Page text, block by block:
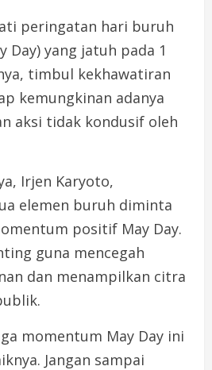
peringatan hari buruh
Day) yang jatuh pada 1
timbul kekhawatiran
kemungkinan adanya
aksi tidak kondusif oleh
Irjen Karyoto,
elemen buruh diminta
positif May Day.
guna mencegah
dan menampilkan citra
momentum May Day ini
Jangan sampai